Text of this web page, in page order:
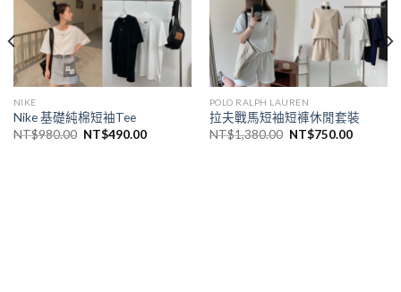
NIKE
Nike 基礎純棉短袖Tee
NT$980.00 NT$490.00
POLO RALPH LAUREN
拉夫戰馬短袖短褲休閒套裝
NT$1,380.00 NT$750.00